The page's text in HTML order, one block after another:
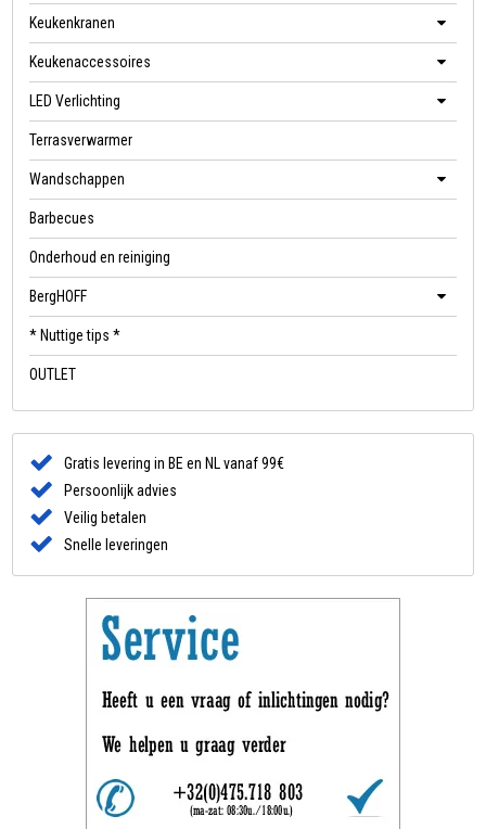
Keukenkranen
Keukenaccessoires
LED Verlichting
Terrasverwarmer
Wandschappen
Barbecues
Onderhoud en reiniging
BergHOFF
* Nuttige tips *
OUTLET
Gratis levering in BE en NL vanaf 99€
Persoonlijk advies
Veilig betalen
Snelle leveringen